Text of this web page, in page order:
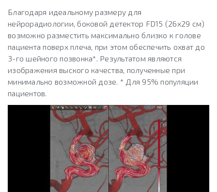
Благодаря идеальному размеру для
нейрорадиологии, боковой детектор FD15 (26х29 см)
возможно разместить максимально близко к голове
пациента поверх плеча, при этом обеспечить охват до
3-го шейного позвонка*. Результатом являются
изображения выского качества, полученные при
минимально возможной дозе. * Для 95% популяции
пациентов.